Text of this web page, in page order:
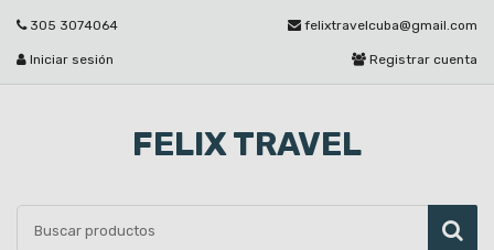
305 3074064 felixtravelcuba@gmail.com
Registrar cuenta
Iniciar sesión
FELIX TRAVEL